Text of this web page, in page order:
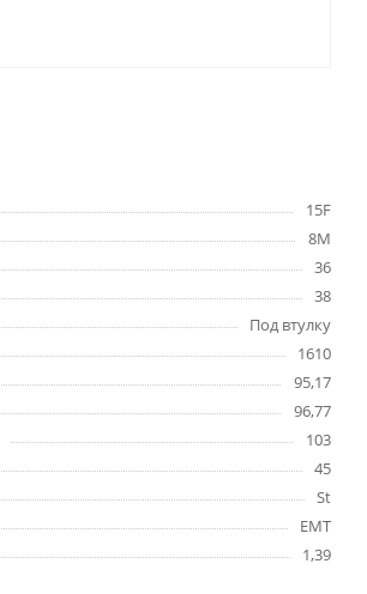
15F
8M
36
38
Под втулку
1610
95,17
96,77
103
45
St
EMT
1,39